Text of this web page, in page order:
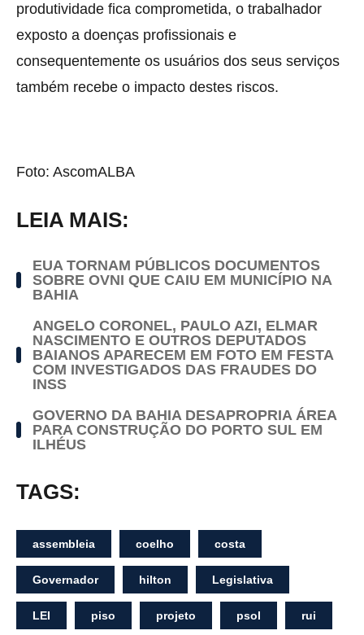
produtividade fica comprometida, o trabalhador
exposto a doenças profissionais e
consequentemente os usuários dos seus serviços
também recebe o impacto destes riscos.
Foto: AscomALBA
LEIA MAIS:
EUA TORNAM PÚBLICOS DOCUMENTOS
SOBRE OVNI QUE CAIU EM MUNICÍPIO NA
BAHIA
ANGELO CORONEL, PAULO AZI, ELMAR
NASCIMENTO E OUTROS DEPUTADOS
BAIANOS APARECEM EM FOTO EM FESTA
COM INVESTIGADOS DAS FRAUDES DO
INSS
GOVERNO DA BAHIA DESAPROPRIA ÁREA
PARA CONSTRUÇÃO DO PORTO SUL EM
ILHÉUS
TAGS:
assembleia coelho costa
Governador hilton Legislativa
LEI piso projeto psol rui